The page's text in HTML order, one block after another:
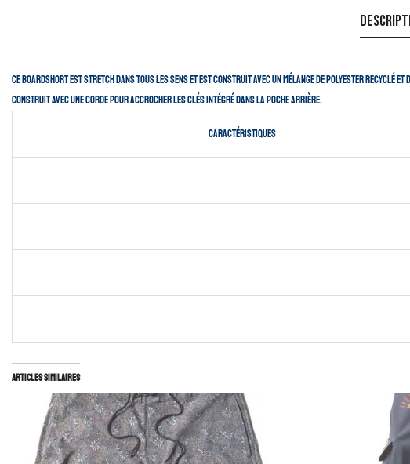
Ce Boardshort est stretch dans tous les sens et est construit avec un mélange de polyester recyclé
Construit avec une corde pour accrocher les clés intégré dans la poche arrière.
Caractéristiques
Articles similaires